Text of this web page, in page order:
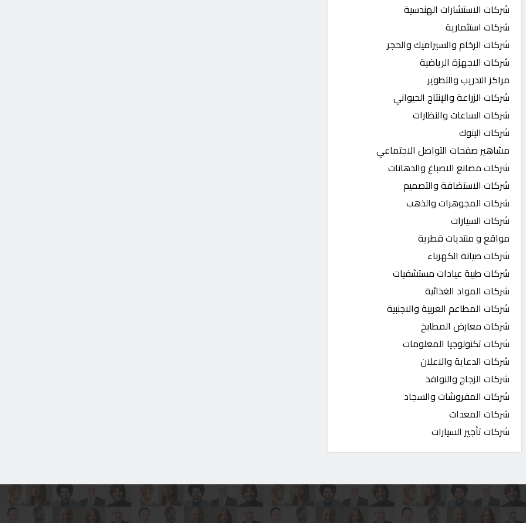
الدليل
القطري
POWERED
QHOST
شركات الاستشارات الهندسية
شركات استثمارية
شركات الرخام والسيراميك والحجر
شركات الاجهزة الرياضية
مراكز التدريب والتطوير
شركات الزراعة والإنتاج الحيواني
شركات الساعات والنظارات
شركات البنوك
مشاهير صفحات التواصل الاجتماعي
شركات مصانع الاصباغ والدهانات
شركات الاستضافة والتصميم
شركات المجوهرات والذهب
شركات السيارات
مواقع و منتديات قطرية
شركات صيانة الكهرباء
شركات طبية عيادات مستشفيات
شركات المواد الغذائية
شركات المطاعم العربية والاجنبية
شركات معارض المطابخ
شركات تكنولوجيا المعلومات
شركات الدعاية والاعلان
شركات الزجاج والنوافذ
شركات المفروشات والسجاد
شركات المعدات
شركات تأجير السيارات